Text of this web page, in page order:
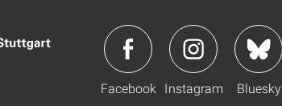
Facebook Instagram Bluesky